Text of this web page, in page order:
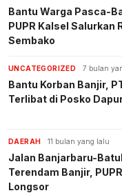
Bantu Warga Pasca-
PUPR Kalsel Salurkan
Sembako
UNCATEGORIZED 7 bulan
Bantu Korban Banjir,
Terlibat di Posko
DAERAH 11 bulan yang lalu
Jalan Banjarbaru-
Terendam Banjir,
Longsor